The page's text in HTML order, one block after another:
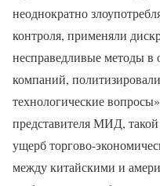
неоднократно
контроля, применяли
несправедливые методы
компаний,
технологические
представителя МИД,
ущерб торгово-
между китайскими и